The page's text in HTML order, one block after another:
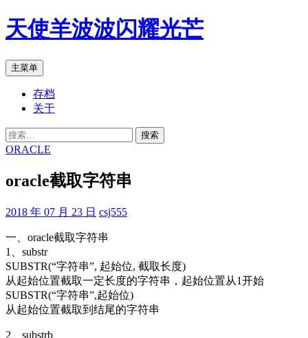
跳
至
文
天使羊波波闪耀光芒
搜
索
主菜单
存档
关于
搜
索：
ORACLE
oracle截取字符串
2018 年 07 月 23 日 csj555
一、oracle截取字符串
1、substr
SUBSTR(“字符串”, 起始位, 截取长度)
从起始位置截取一定长度的字符串，起始位置从1开始
SUBSTR(“字符串”,起始位)
从起始位置截取到结尾的字符串
2、substrb